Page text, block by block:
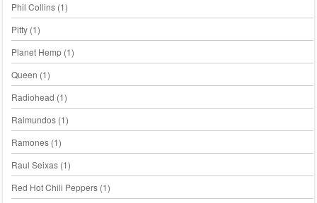
Phil Collins(1)
Pitty(1)
Planet Hemp(1)
Queen (1)
Radiohead (1)
Raimundos(1)
Ramones(1)
Raul Seixas(1)
Red Hot Chili Peppers(1)